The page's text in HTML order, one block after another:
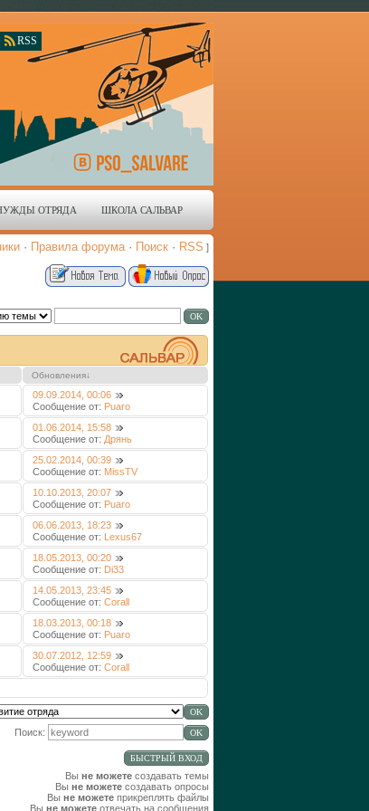
RSS
ОТРЯДА ШКОЛА САЛЬВАР
· Правила форума· Поиск · RSS ]
Обновления↓
09.09.2014, 00:06
Сообщение от: Puaro
01.06.2014, 15:58
Сообщение от: Дрянь
25.02.2014, 00:39
Сообщение от: MissTV
10.10.2013, 20:07
Сообщение от: Puaro
06.06.2013, 18:23
Сообщение от: Lexus67
18.05.2013, 00:20
Сообщение от: Di33
14.05.2013, 23:45
Сообщение от: Corall
18.03.2013, 00:18
Сообщение от: Puaro
30.07.2012, 12:59
Сообщение от: Corall
Поиск:
Вы не можете создавать темы
Вы не можете создавать опросы
Вы не можете прикреплять файлы
Вы не можете отвечать на сообщения